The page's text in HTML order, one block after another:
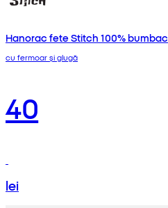
Hanorac fete Stitch 100% bumbac
cu fermoar și glugă
40
lei